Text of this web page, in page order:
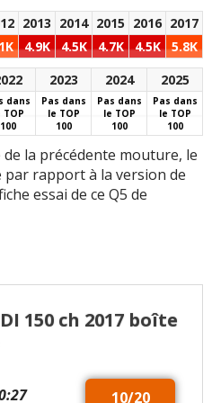
d'antan (qui étaient
donc permanents au
niveau du différentiel
central). Mais en
contrepartie on réduit
un peu la
consommation ...
Choix esthétique des
échappements sur SQ5
pas du Quattro
?
certainement du être
proposée sur tous les
7.5
7.6
7
6.6
8.6
7.5
7.8
7.7
2013 2014 2015 2016 2017
4.9K 4.5K 4.7K 4.5K
5.8K
2023 2024
2025
dans
TOP
100
Pas dans
le TOP
100
Pas dans
le TOP
100
Pas dans
le TOP
100
la précédente mouture, le
rapport à la version de
essai de ce Q5 de
150 ch 2017 boîte
10/20